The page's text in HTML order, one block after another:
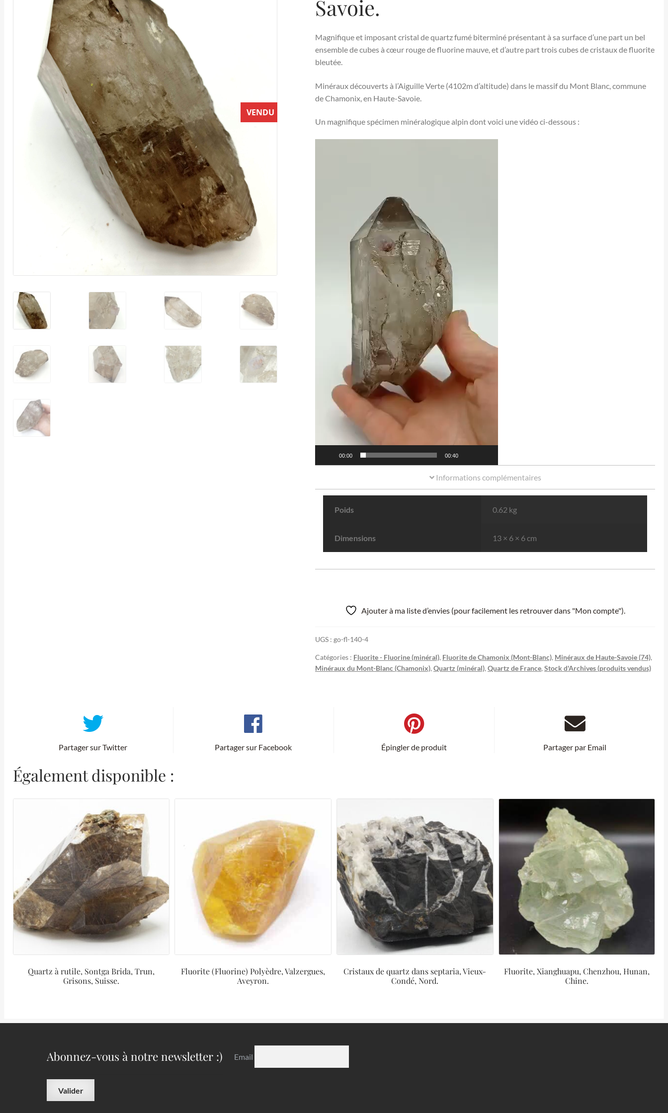
VENDU
Savoie.
Magnifique et imposant cristal de quartz fumé biterminé présentant à sa surface d’une part un bel
ensemble de cubes à cœur rouge de fluorine mauve, et d’autre part trois cubes de cristaux de fluorite
bleutée.
Minéraux découverts à l’Aiguille Verte (4102m d’altitude) dans le massif du Mont Blanc, commune
de Chamonix, en Haute-Savoie.
Un magnifique spécimen minéralogique alpin dont voici une vidéo ci-dessous :
00:00 00:40
Informations complémentaires
Poids 0.62 kg
Dimensions 13 × 6 × 6 cm
Ajouter à ma liste d’envies (pour facilement les retrouver dans "Mon compte").
UGS : go-fl-140-4
Catégories : Fluorite - Fluorine (minéral), Fluorite de Chamonix (Mont-Blanc), Minéraux de Haute-Savoie (74),
Minéraux du Mont-Blanc (Chamonix), Quartz (minéral), Quartz de France, Stock d'Archives (produits vendus)
Partager sur Twitter Partager sur Facebook Épingler de produit Partager par Email
Également disponible :
Quartz à rutile, Sontga Brida, Trun,
Grisons, Suisse.
Fluorite (Fluorine) Polyèdre, Valzergues,
Aveyron.
Cristaux de quartz dans septaria, Vieux-
Condé, Nord.
Fluorite, Xianghuapu, Chenzhou, Hunan,
Chine.
Abonnez-vous à notre newsletter :) Email